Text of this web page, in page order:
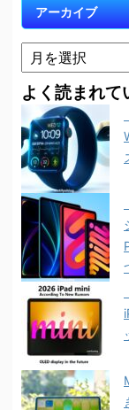
アーカイブ
よく読まれて